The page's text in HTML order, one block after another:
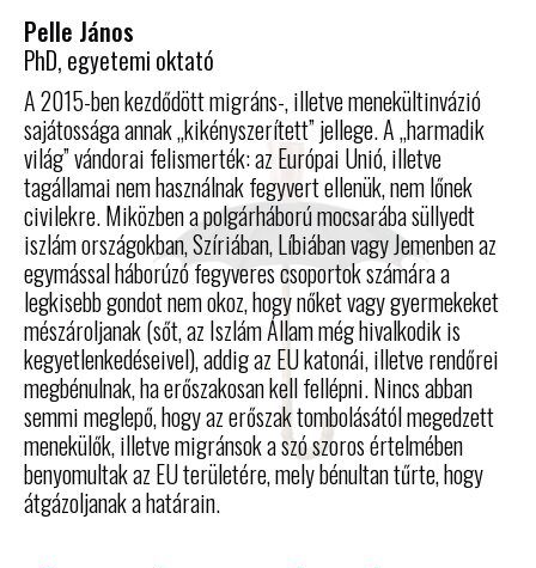
Pelle János
PhD, egyetemi oktató
A 2015-ben kezdődött migráns-, illetve menekültinvázió
sajátossága annak „kikényszerített” jellege. A „harmadik
világ” vándorai felismerték: az Európai Unió, illetve
tagállamai nem használnak fegyvert ellenük, nem lőnek
civilekre. Miközben a polgárháború mocsarába süllyedt
iszlám országokban, Szíriában, Líbiában vagy Jemenben az
egymással háborúzó fegyveres csoportok számára a
legkisebb gondot nem okoz, hogy nőket vagy gyermekeket
mészároljanak (sőt, az Iszlám Állam még hivalkodik is
kegyetlenkedéseivel), addig az EU katonái, illetve rendőrei
megbénulnak, ha erőszakosan kell fellépni. Nincs abban
semmi meglepő, hogy az erőszak tombolásától megedzett
menekülők, illetve migránsok a szó szoros értelmében
benyomultak az EU területére, mely bénultan tűrte, hogy
átgázoljanak a határain.